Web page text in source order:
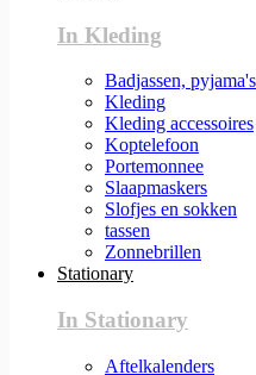
In Kleding
Badjassen,
Kleding
Kleding accessoires
Koptelefoon
Portemonnee
Slaapmaskers
Slofjes en sokken
tassen
Zonnebrillen
Stationary
In Stationary
Aftelkalenders